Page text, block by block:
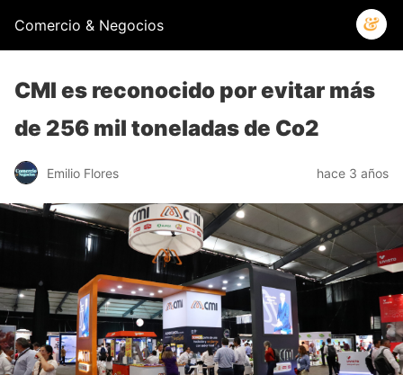
Comercio & Negocios
CMI es reconocido por evitar más
de 256 mil toneladas de Co2
Emilio Flores hace 3 años